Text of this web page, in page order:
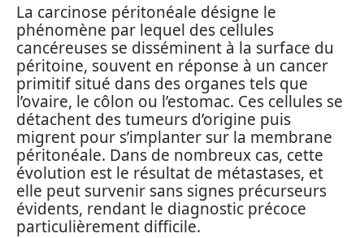
La carcinose péritonéale désigne le
phénomène par lequel des cellules
cancéreuses se disséminent à la surface du
péritoine, souvent en réponse à un cancer
primitif situé dans des organes tels que
l’ovaire, le côlon ou l’estomac. Ces cellules se
détachent des tumeurs d’origine puis
migrent pour s’implanter sur la membrane
péritonéale. Dans de nombreux cas, cette
évolution est le résultat de métastases, et
elle peut survenir sans signes précurseurs
évidents, rendant le diagnostic précoce
particulièrement difficile.